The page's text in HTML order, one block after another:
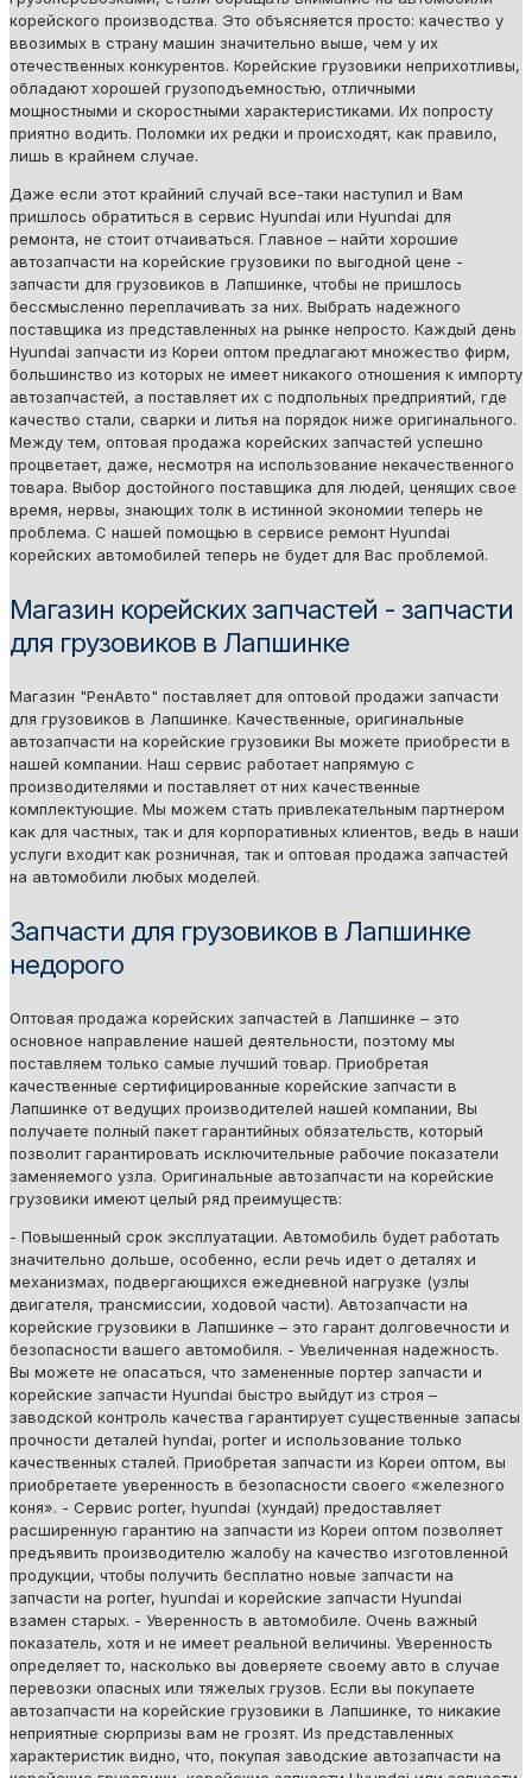
корейского производства. Это объясняется просто: качество у
ввозимых в страну машин значительно выше, чем у их
отечественных конкурентов. Корейские грузовики неприхотливы,
обладают хорошей грузоподъемностью, отличными
мощностными и скоростными характеристиками. Их попросту
приятно водить. Поломки их редки и происходят, как правило,
лишь в крайнем случае.
Даже если этот крайний случай все-таки наступил и Вам
пришлось обратиться в сервис Hyundai или Hyundai для
ремонта, не стоит отчаиваться. Главное – найти хорошие
автозапчасти на корейские грузовики по выгодной цене -
запчасти для грузовиков в Лапшинке, чтобы не пришлось
бессмысленно переплачивать за них. Выбрать надежного
поставщика из представленных на рынке непросто. Каждый день
Hyundai запчасти из Кореи оптом предлагают множество фирм,
большинство из которых не имеет никакого отношения к импорту
автозапчастей, а поставляет их с подпольных предприятий, где
качество стали, сварки и литья на порядок ниже оригинального.
Между тем, оптовая продажа корейских запчастей успешно
процветает, даже, несмотря на использование некачественного
товара. Выбор достойного поставщика для людей, ценящих свое
время, нервы, знающих толк в истинной экономии теперь не
проблема. С нашей помощью в сервисе ремонт Hyundai
корейских автомобилей теперь не будет для Вас проблемой.
Магазин корейских запчастей - запчасти
для грузовиков в Лапшинке
Магазин "РенАвто" поставляет для оптовой продажи запчасти
для грузовиков в Лапшинке. Качественные, оригинальные
автозапчасти на корейские грузовики Вы можете приобрести в
нашей компании. Наш сервис работает напрямую с
производителями и поставляет от них качественные
комплектующие. Мы можем стать привлекательным партнером
как для частных, так и для корпоративных клиентов, ведь в наши
услуги входит как розничная, так и оптовая продажа запчастей
на автомобили любых моделей.
Запчасти для грузовиков в Лапшинке
недорого
Оптовая продажа корейских запчастей в Лапшинке – это
основное направление нашей деятельности, поэтому мы
поставляем только самые лучший товар. Приобретая
качественные сертифицированные корейские запчасти в
Лапшинке от ведущих производителей нашей компании, Вы
получаете полный пакет гарантийных обязательств, который
позволит гарантировать исключительные рабочие показатели
заменяемого узла. Оригинальные автозапчасти на корейские
грузовики имеют целый ряд преимуществ:
- Повышенный срок эксплуатации. Автомобиль будет работать
значительно дольше, особенно, если речь идет о деталях и
механизмах, подвергающихся ежедневной нагрузке (узлы
двигателя, трансмиссии, ходовой части). Автозапчасти на
корейские грузовики в Лапшинке – это гарант долговечности и
безопасности вашего автомобиля. - Увеличенная надежность.
Вы можете не опасаться, что замененные портер запчасти и
корейские запчасти Hyundai быстро выйдут из строя –
заводской контроль качества гарантирует существенные запасы
прочности деталей hyndai, porter и использование только
качественных сталей. Приобретая запчасти из Кореи оптом, вы
приобретаете уверенность в безопасности своего «железного
коня». - Сервис porter, hyundai (хундай) предоставляет
расширенную гарантию на запчасти из Кореи оптом позволяет
предъявить производителю жалобу на качество изготовленной
продукции, чтобы получить бесплатно новые запчасти на
запчасти на porter, hyundai и корейские запчасти Hyundai
взамен старых. - Уверенность в автомобиле. Очень важный
показатель, хотя и не имеет реальной величины. Уверенность
определяет то, насколько вы доверяете своему авто в случае
перевозки опасных или тяжелых грузов. Если вы покупаете
автозапчасти на корейские грузовики в Лапшинке, то никакие
неприятные сюрпризы вам не грозят. Из представленных
характеристик видно, что, покупая заводские автозапчасти на